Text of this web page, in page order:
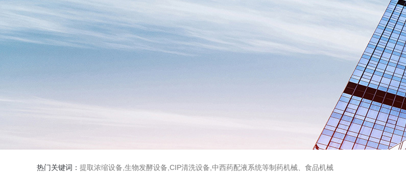
热门关键词： 提取浓缩设备,生物发酵设备,CIP清洗设备,中西药配液系统等制药机械、食品机械